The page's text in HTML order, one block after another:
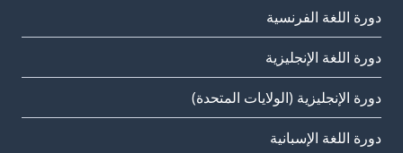
دورة اللغة الفرنسية
دورة اللغة الإنجليزية
دورة الإنجليزية (الولايات المتحدة)
دورة اللغة الإسبانية